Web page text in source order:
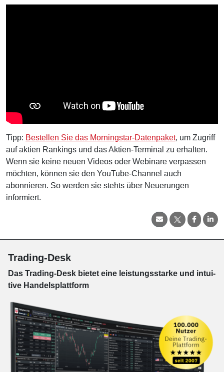
Tipp: Bestellen Sie das Morningstar-Datenpaket, um Zugriff
auf aktien Rankings und das Aktien-Terminal zu erhalten.
Wenn sie keine neuen Videos oder Webinare verpassen
möchten, können sie den YouTube-Channel auch
abonnieren. So werden sie stehts über Neuerungen
informiert.
Trading-Desk
Das Trading-Desk bie­tet eine leis­tungs­star­ke und in­tui­
tive Han­dels­platt­form